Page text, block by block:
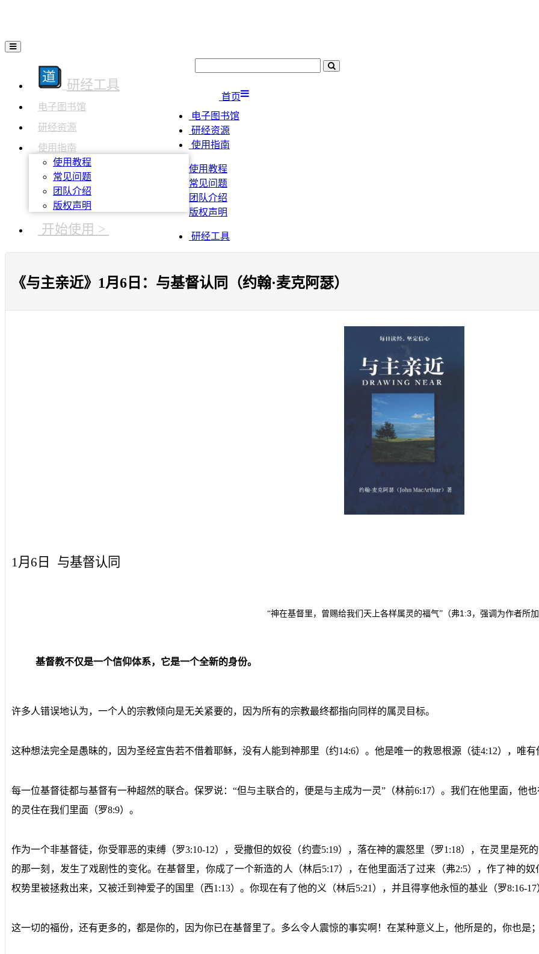
研经工具
电子图书馆
研经资源
使用指南
使用教程
常见问题
团队介绍
版权声明
开始使用 >
首页
电子图书馆
研经资源
使用指南
使用教程
常见问题
团队介绍
版权声明
研经工具
《与主亲近》1月6日：与基督认同（约翰·麦克阿瑟）
1月6日 与基督认同
“神在基督里，曾赐给我们天上各样属灵的福气”（弗1:3 ，强调为作者所
基督教不仅是一个信仰体系，它是一个全新的身份。
许多人错误地认为，一个人的宗教倾向是无关紧要的，因为所有的宗教最终都指向同样的属灵目标。
这种想法完全是愚昧的，因为圣经宣告若不借着耶稣，没有人能到神那里（约14:6）。他是唯一的救恩根源（徒4:12），唯
每一位基督徒都与基督有一种超然的联合。保罗说：“但与主联合的，便是与主成为一灵”（林前6:17）。我们在他里面，
的灵住在我们里面（罗8:9）。
作为一个非基督徒，你受罪恶的束缚（罗3:10-12），受撒但的奴役（约壹5:19），落在神的震怒里（罗1:18），在灵里是死
的那一刻，发生了戏剧性的变化。在基督里，你成了一个新造的人（林后5:17），在他里面活了过来（弗2:5），作了神的
权势里被拯救出来，又被迁到神爱子的国里（西1:13）。你现在有了他的义（林后5:21），并且得享他永恒的基业（罗8:16-17
这一切的福份，还有更多的，都是你的，因为你已在基督里了。多么令人震惊的事实啊！在某种意义上，他所是的，你也是